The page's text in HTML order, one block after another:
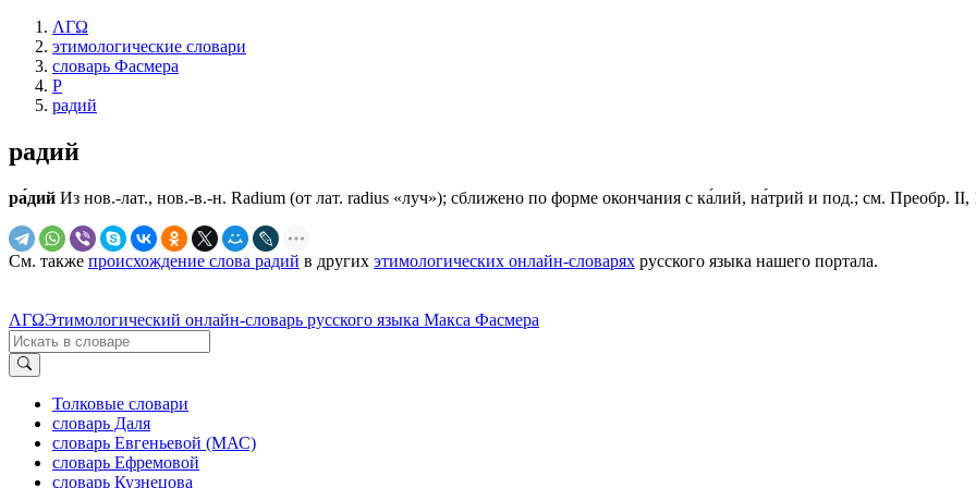
ΛΓΩ
этимологические словари
словарь Фасмера
Р
радий
радий
ра́дий Из нов.-лат., нов.-в.-н. Radium (от лат. radius «луч»); сближено по форме окончания с ка́лий, на́трий и под.; см. Преобр. II,
См. также происхождение слова радий в других этимологических онлайн-словарях русского языка нашего портала.
ΛΓΩЭтимологический онлайн-словарь русского языка Макса Фасмера
Толковые словари
словарь Даля
словарь Евгеньевой (МАС)
словарь Ефремовой
словарь Кузнецова